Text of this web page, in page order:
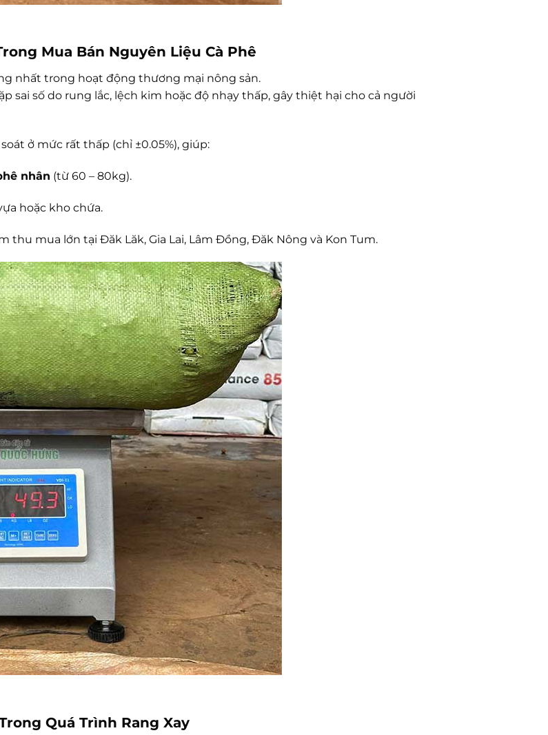
Mua Bán Nguyên Liệu Cà Phê
nhất trong hoạt động thương mại nông sản.
sai số do rung lắc, lệch kim hoặc độ nhạy thấp, gây thiệt hại cho cả người
ở mức rất thấp (chỉ ±0.05%), giúp:
nhân (từ 60 – 80kg).
hoặc kho chứa.
thu mua lớn tại Đăk Lăk, Gia Lai, Lâm Đồng, Đăk Nông và Kon Tum.
Quá Trình Rang Xay